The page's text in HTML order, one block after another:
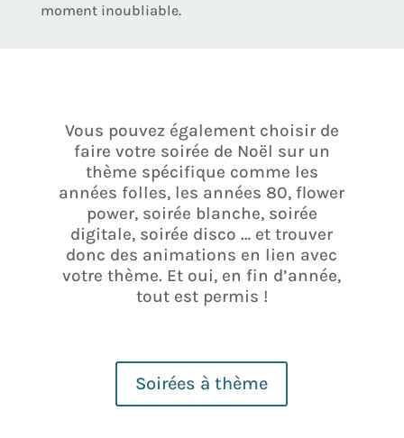
moment inoubliable.
Vous pouvez également choisir de
faire votre soirée de Noël sur un
thème spécifique comme les
années folles, les années 80, flower
power, soirée blanche, soirée
digitale, soirée disco … et trouver
donc des animations en lien avec
votre thème. Et oui, en fin d’année,
tout est permis !
Soirées à thème